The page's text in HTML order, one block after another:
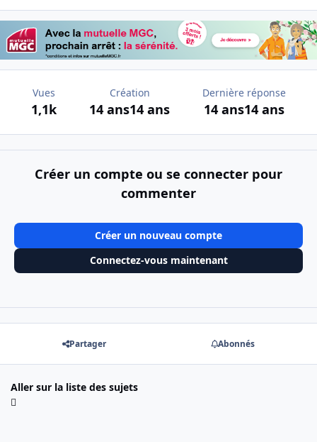
Vues
1,1k
Création
14 ans14 ans
Dernière réponse
14 ans14 ans
Créer un compte ou se connecter pour
commenter
Créer un nouveau compte
Connectez-vous maintenant
Partager Abonnés
Aller sur la liste des sujets